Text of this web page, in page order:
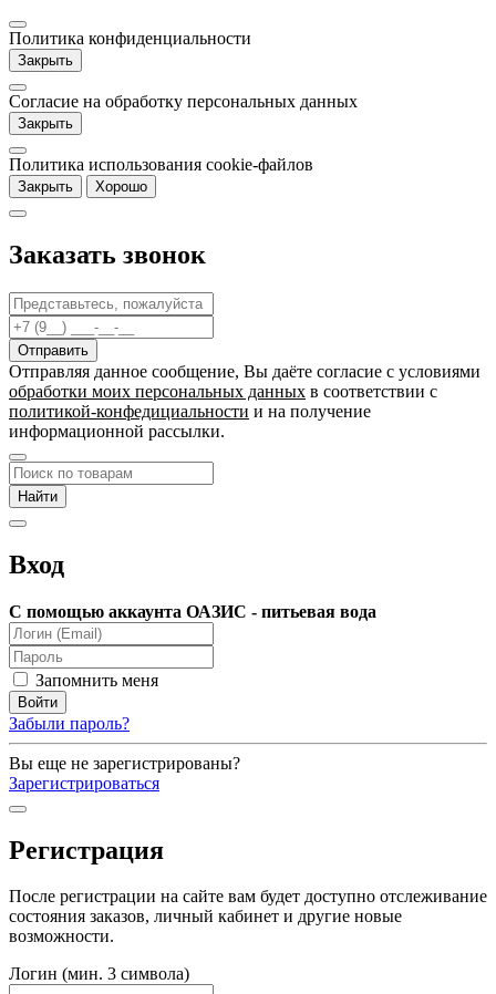
Политика конфиденциальности
Закрыть
Согласие на обработку персональных данных
Закрыть
Политика использования cookie-файлов
Закрыть Хорошо
Заказать звонок
Отправляя данное сообщение, Вы даёте согласие c условиями
обработки моих персональных данных в соответствии с
политикой-конфедициальности и на получение
информационной рассылки.
Вход
С помощью аккаунта ОАЗИС - питьевая вода
Запомнить меня
Забыли пароль?
Вы еще не зарегистрированы?
Зарегистрироваться
Регистрация
После регистрации на сайте вам будет доступно отслеживание
состояния заказов, личный кабинет и другие новые
возможности.
Логин (мин. 3 символа)